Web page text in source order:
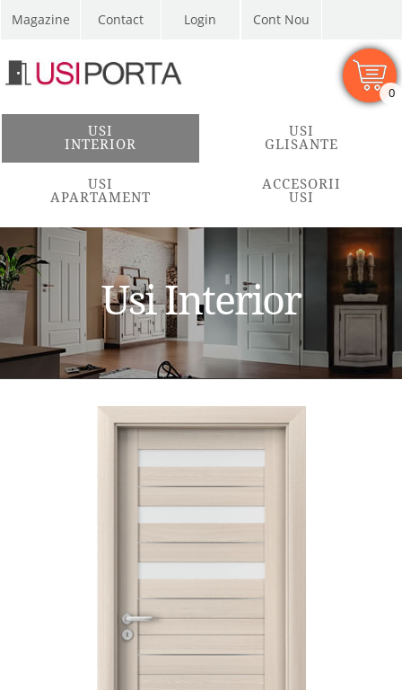
Magazine Contact Cont Nou
0
USI
INTERIOR
USI
GLISANTE
USI
APARTAMENT
ACCESORII
USI
Usi Interior